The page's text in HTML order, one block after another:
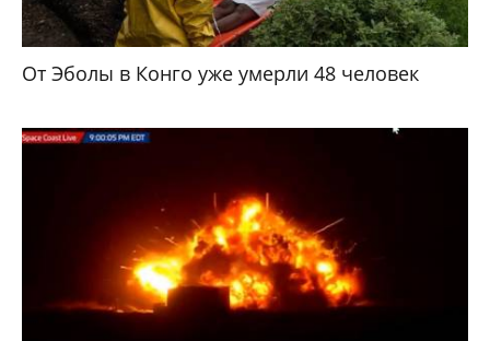
От Эболы в Конго уже умерли 48 человек